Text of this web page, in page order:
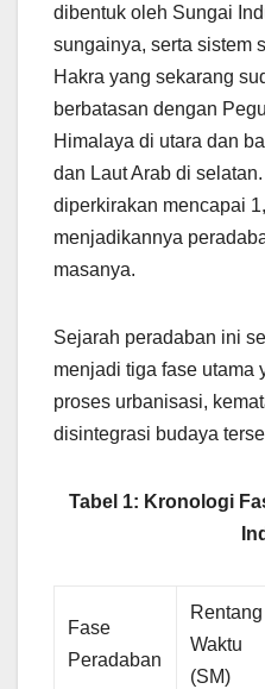
dibentuk oleh Sungai
sungainya, serta sistem
Hakra yang sekarang
berbatasan dengan
Himalaya di utara dan
dan Laut Arab di
diperkirakan mencapai
menjadikannya
masanya.
Sejarah peradaban ini
menjadi tiga fase utama
proses urbanisasi,
disintegrasi budaya
Tabel 1: Kronologi
Fase
Peradaban
Rentang
Waktu
(SM)